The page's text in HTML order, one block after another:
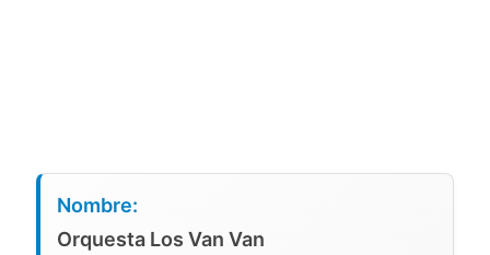
Nombre:
Orquesta Los Van Van